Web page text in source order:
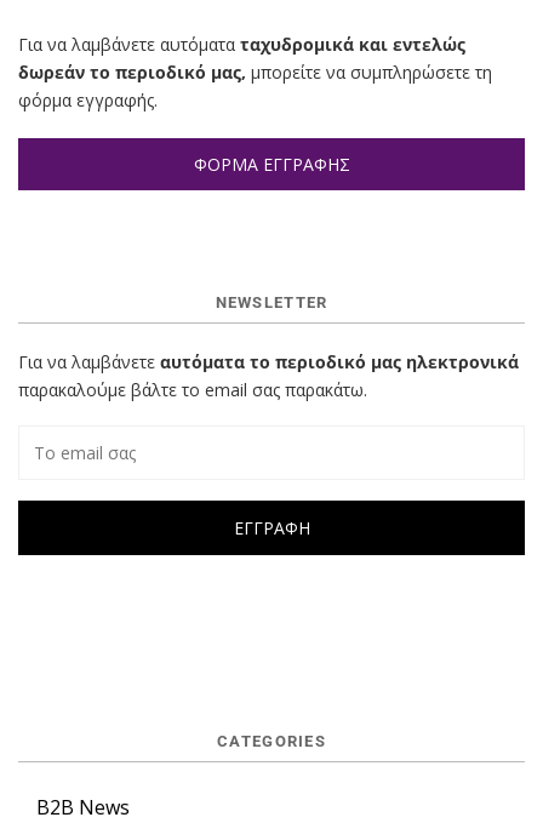
Για να λαμβάνετε αυτόματα ταχυδρομικά και εντελώς
δωρεάν το περιοδικό μας, μπορείτε να συμπληρώσετε τη
φόρμα εγγραφής.
ΦΟΡΜΑ ΕΓΓΡΑΦΗΣ
NEWSLETTER
Για να λαμβάνετε αυτόματα το περιοδικό μας ηλεκτρονικά
παρακαλούμε βάλτε το email σας παρακάτω.
CATEGORIES
B2B News